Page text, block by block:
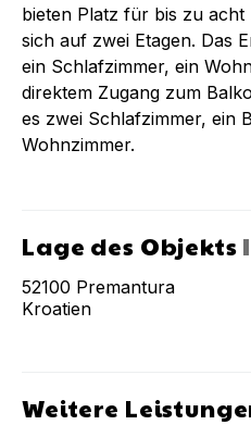
bieten Platz für bis zu
sich auf zwei Etagen. Das
ein Schlafzimmer, ein
direktem Zugang zum
es zwei Schlafzimmer, ein
Wohnzimmer.
Lage des Objekts
52100 Premantura
Kroatien
Weitere